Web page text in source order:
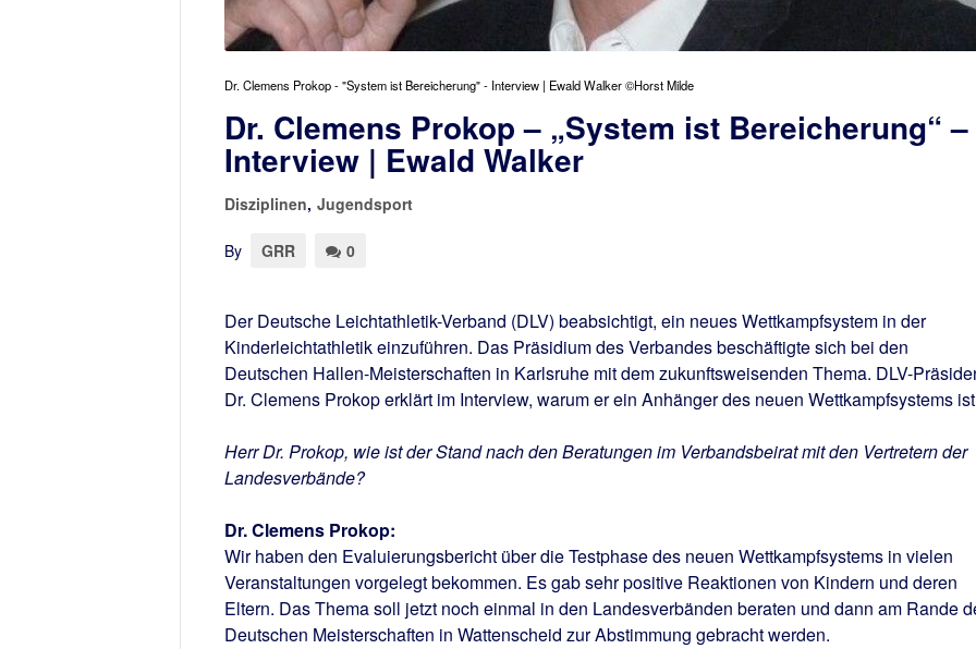
Dr. Clemens Prokop - "System ist Bereicherung" - Interview | Ewald Walker ©Horst Milde
Dr. Clemens Prokop – „System ist Bereicherung“ –
Interview | Ewald Walker
Disziplinen, Jugendsport
By GRR 0
Der Deutsche Leichtathletik-Verband (DLV) beabsichtigt, ein neues Wettkampfsystem in der
Kinderleichtathletik einzuführen. Das Präsidium des Verbandes beschäftigte sich bei den
Deutschen Hallen-Meisterschaften in Karlsruhe mit dem zukunftsweisenden Thema. DLV-
Dr. Clemens Prokop erklärt im Interview, warum er ein Anhänger des neuen Wettkampfsystems
Herr Dr. Prokop, wie ist der Stand nach den Beratungen im Verbandsbeirat mit den Vertretern der
Landesverbände?
Dr. Clemens Prokop:
Wir haben den Evaluierungsbericht über die Testphase des neuen Wettkampfsystems in vielen
Veranstaltungen vorgelegt bekommen. Es gab sehr positive Reaktionen von Kindern und deren
Eltern. Das Thema soll jetzt noch einmal in den Landesverbänden beraten und dann am Rande
Deutschen Meisterschaften in Wattenscheid zur Abstimmung gebracht werden.